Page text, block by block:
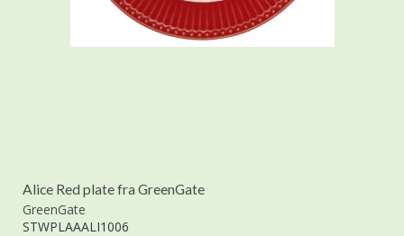
Alice Red plate fra GreenGate
GreenGate
STWPLAAALI1006